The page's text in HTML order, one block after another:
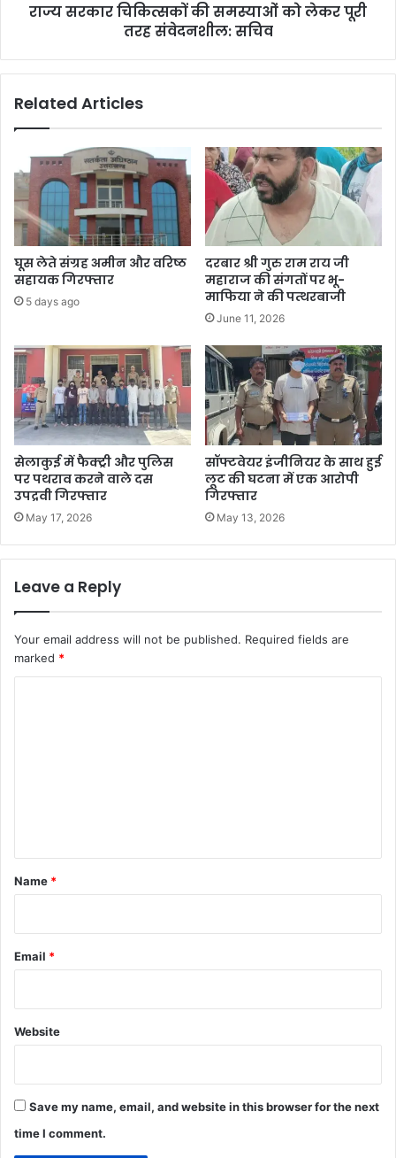
राज्य सरकार चिकित्सकों की समस्याओं को लेकर पूरी
तरह संवेदनशील: सचिव
Related Articles
घूस लेते संग्रह अमीन और वरिष्ठ
सहायक गिरफ्तार
5 days ago
दरबार श्री गुरु राम राय जी
महाराज की संगतों पर भू-
माफिया ने की पत्थरबाजी
June 11, 2026
सेलाकुई में फैक्ट्री और पुलिस
पर पथराव करने वाले दस
उपद्रवी गिरफ्तार
May 17, 2026
सॉफ्टवेयर इंजीनियर के साथ हुई
लूट की घटना में एक आरोपी
गिरफ्तार
May 13, 2026
Leave a Reply
Your email address will not be published. Required fields are
marked *
*
Name *
Email *
Website
Save my name, email, and website in this browser for the next
time I comment.